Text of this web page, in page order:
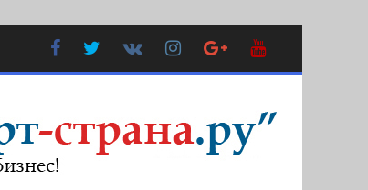
FacebookTwitter
Контакте
Instagram
Google
Plus